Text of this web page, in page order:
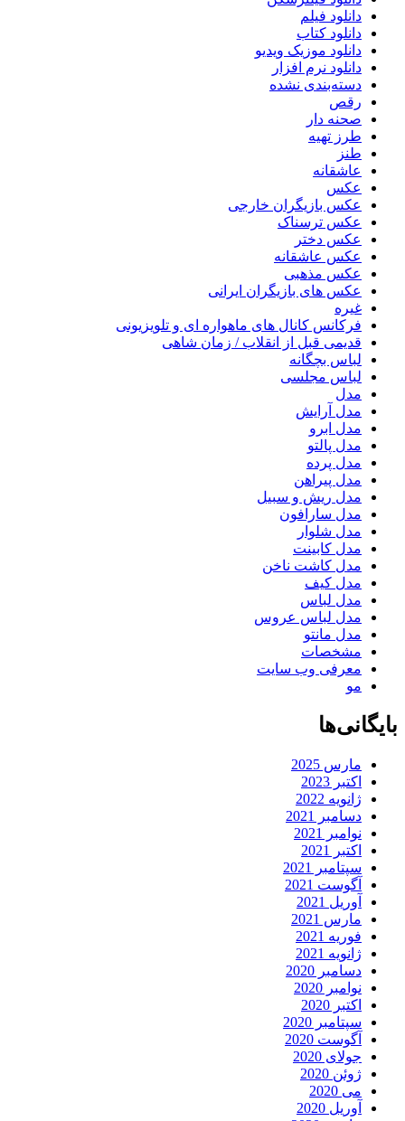
دانلود فیلم
دانلود کتاب
دانلود موزیک ویدیو
دانلود نرم افزار
دسته‌بندی نشده
رقص
صحنه دار
طرز تهیه
طنز
عاشقانه
عکس
عکس بازیگران خارجی
عکس ترسناک
عکس دختر
عکس عاشقانه
عکس مذهبی
عکس های بازیگران ایرانی
غیره
فرکانس کانال های ماهواره ای و تلویزیونی
قدیمی قبل از انقلاب / زمان شاهی
لباس بچگانه
لباس مجلسی
مدل
مدل آرایش
مدل ابرو
مدل پالتو
مدل پرده
مدل پیراهن
مدل ریش و سبیل
مدل سارافون
مدل شلوار
مدل کابینت
مدل کاشت ناخن
مدل کیف
مدل لباس
مدل لباس عروس
مدل مانتو
مشخصات
معرفی وب سایت
مو
بایگانی‌ها
مارس 2025
اکتبر 2023
ژانویه 2022
دسامبر 2021
نوامبر 2021
اکتبر 2021
سپتامبر 2021
آگوست 2021
آوریل 2021
مارس 2021
فوریه 2021
ژانویه 2021
دسامبر 2020
نوامبر 2020
اکتبر 2020
سپتامبر 2020
آگوست 2020
جولای 2020
ژوئن 2020
می 2020
آوریل 2020